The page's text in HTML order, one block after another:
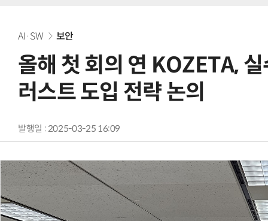
AI·SW 보안
올해 첫 회의 연 KOZETA,
러스트 도입 전략 논의
발행일 : 2025-03-25 16:09